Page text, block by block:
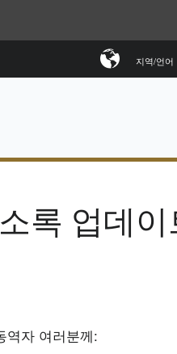
지역/언어
록 업데
역자 여러분께: